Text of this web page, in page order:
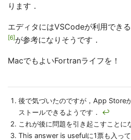
ります．
エディタにはVSCodeが利用でき
6 が参考になりそうです．
MacでもよいFortranライフを！
後で気づいたのですが，App Store
ストールできるようです． ↩
これが後に問題を引き起こすことに
This answer is usefulに1票も入っ